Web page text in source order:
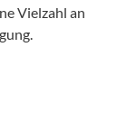
Vielzahl an